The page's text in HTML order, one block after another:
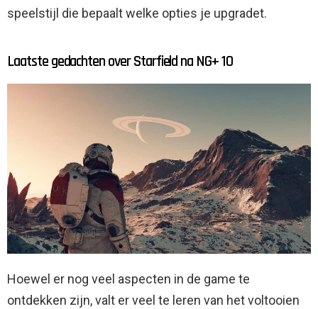
speelstijl die bepaalt welke opties je upgradet.
Laatste gedachten over Starfield na NG+ 10
Hoewel er nog veel aspecten in de game te
ontdekken zijn, valt er veel te leren van het voltooien